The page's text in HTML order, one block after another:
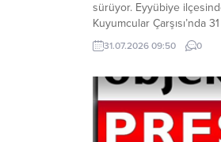
sürüyor. Eyyübiye
Kuyumcular Çarşısı’nda
Cuma günü itibarıyla altın
yükseliş eğilimine girdi.
işlem görürken, gün
TL seviyesine kadar
yatırımcılar ve düğün
alışveriş...
31.07.2026 09:50 0